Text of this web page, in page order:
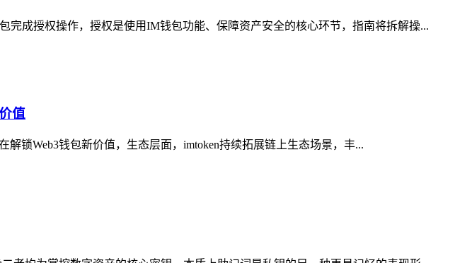
成授权操作，授权是使用IM钱包功能、保障资产安全的核心环节，指南将拆解操...
值
锁Web3钱包新价值，生态层面，imtoken持续拓展链上生态场景，丰...